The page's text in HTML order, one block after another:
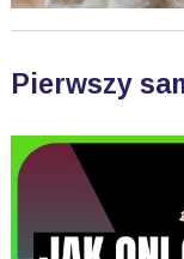
Pierwszy